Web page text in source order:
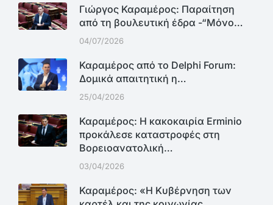
Γιώργος Καραμέρος: Παραίτηση
από τη βουλευτική έδρα -“Μόνο…
04/07/2026
Καραμέρος από το Delphi Forum:
Δομικά απαιτητική η…
25/04/2026
Καραμέρος: Η κακοκαιρία Erminio
προκάλεσε καταστροφές στη
Βορειοανατολική…
03/04/2026
Καραμέρος: «Η Κυβέρνηση των